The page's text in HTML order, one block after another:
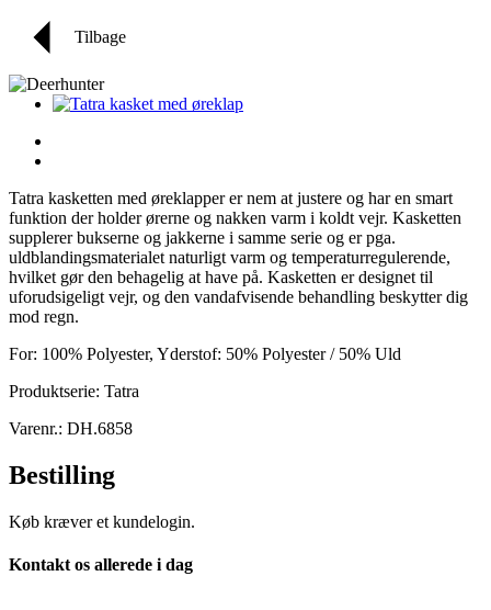
Tilbage
Tatra kasketten med øreklapper er nem at justere og har en smart
funktion der holder ørerne og nakken varm i koldt vejr. Kasketten
supplerer bukserne og jakkerne i samme serie og er pga.
uldblandingsmaterialet naturligt varm og temperaturregulerende,
hvilket gør den behagelig at have på. Kasketten er designet til
uforudsigeligt vejr, og den vandafvisende behandling beskytter dig
mod regn.
For: 100% Polyester, Yderstof: 50% Polyester / 50% Uld
Produktserie: Tatra
Varenr.: DH.6858
Bestilling
Køb kræver et kundelogin.
Kontakt os allerede i dag